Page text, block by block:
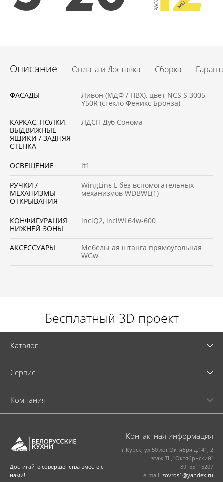
Описание Оплата и Доставка Сборка
ФАСАДЫ
Ливон (МДФ / ПВХ), цвет NCS S 3005-
Y50R (стекло Феникс Бронза)
КАРКАС, ПОЛКИ,
ВЫДВИЖНЫЕ
ЯЩИКИ / ЗАДНЯЯ
СТЕНКА
ЛДСП Дуб Сонома
ОСВЕЩЕНИЕ lt1
РУЧКИ /
МЕХАНИЗМЫ
ОТКРЫВАНИЯ
WingLine L без вспомогательных
механизмов WDBWL(1)
КОНФИГУРАЦИЯ
НИЖНЕЙ ЗОНЫ
inclQ2, inclWL64w-600
АКСЕССУАРЫ
Мебельная штанга прямоугольная
WGw
Бесплатный 3D проект
Достигайте совершенства вместе с
нами!
Каталог
Cервис
Компания
Контактная информация
г.Курск, ул.50 лет Октября д.141, 2
этаж ТЦ "Октябрьский"
89155115207
e-mail: zovros1@yandex.ru